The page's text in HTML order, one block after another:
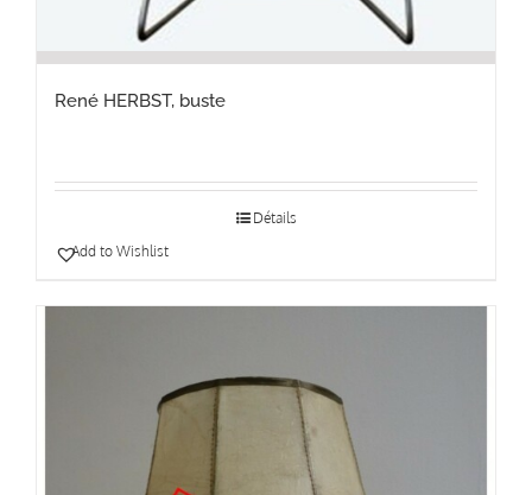
René HERBST, buste
Détails
Add to Wishlist